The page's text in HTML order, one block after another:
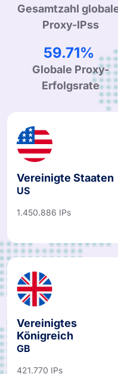
Gesamtzahl globaler
94.41%
Globale Proxy-
Erfolgsrate
Vereinigte Staaten
US
Vereinigtes
Königreich
GB